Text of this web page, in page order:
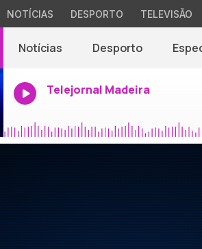
NOTÍCIAS DESPORTO TELEVISÃO
Notícias Desporto
Telejornal Madeira